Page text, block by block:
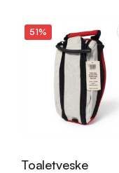
51%
Toaletveske